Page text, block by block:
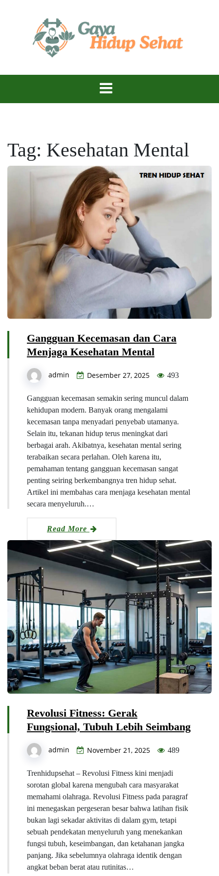
Gaya Hidup
Sehat
dan Bahagia!
Tag: Kesehatan Mental
Gangguan Kecemasan dan Cara
Menjaga Kesehatan Mental
admin Desember 27, 2025 493
Gangguan kecemasan semakin sering muncul dalam
kehidupan modern. Banyak orang mengalami
kecemasan tanpa menyadari penyebab utamanya.
Selain itu, tekanan hidup terus meningkat dari
berbagai arah. Akibatnya, kesehatan mental sering
terabaikan secara perlahan. Oleh karena itu,
pemahaman tentang gangguan kecemasan sangat
penting seiring berkembangnya tren hidup sehat.
Artikel ini membahas cara menjaga kesehatan mental
secara menyeluruh.…
Read More
Revolusi Fitness: Gerak
Fungsional, Tubuh Lebih Seimbang
admin November 21, 2025 489
Trenhidupsehat – Revolusi Fitness kini menjadi
sorotan global karena mengubah cara masyarakat
memahami olahraga. Revolusi Fitness pada paragraf
ini menegaskan pergeseran besar bahwa latihan fisik
bukan lagi sekadar aktivitas di dalam gym, tetapi
sebuah pendekatan menyeluruh yang menekankan
fungsi tubuh, keseimbangan, dan ketahanan jangka
panjang. Jika sebelumnya olahraga identik dengan
angkat beban berat atau rutinitas…